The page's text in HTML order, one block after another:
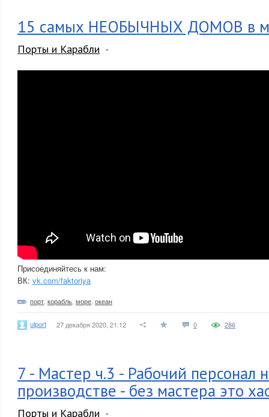
15 самых НЕОБЫЧНЫХ ДОМОВ в
Порты и Карабли
Присоединяйтесь к нам:
ВК: vk.com/faktoriya
порт корабль море океан
ulport 27 декабря 2020, 21:12 0 286
7 - Мастер ч.3 - Рабочий персонал
производстве - без мастера это
Порты и Карабли